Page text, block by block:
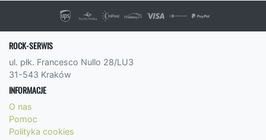
ROCK-SERWIS
ul. płk. Francesco Nullo 28/LU3
31-543 Kraków
INFORMACJE
O nas
Pomoc
Polityka cookies